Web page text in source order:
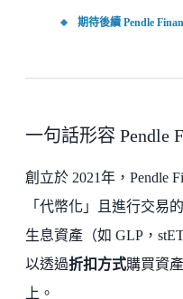
期待後續 Pendle
一句話形容 Pendle
創立於 2021年，Pendle
「代幣化」且進行交易
生息資產（如 GLP，
以透過折扣方式購買資
上。